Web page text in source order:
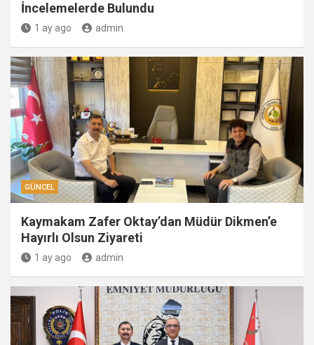
İncelemelerde Bulundu
1 ay ago admin
GÜNCEL
Kaymakam Zafer Oktay’dan Müdür Dikmen’e
Hayırlı Olsun Ziyareti
1 ay ago admin